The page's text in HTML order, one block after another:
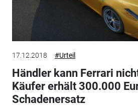
17.12.2018 #Urteil
Händler kann Ferrari
Käufer erhält 300.000
Schadenersatz